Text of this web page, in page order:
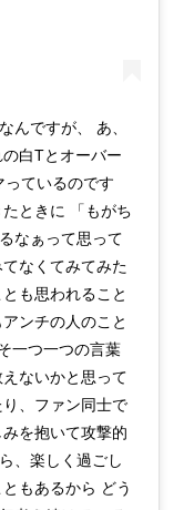
んですが、 あ、
白Tとオーバー
ているのです
ときに 「もがち
なぁって思って
なくてみてみた
も思われること
ンチの人のこと
一つ一つの言葉
ないかと思って
、ファン同士で
を抱いて攻撃的
、楽しく過ごし
もあるから どう